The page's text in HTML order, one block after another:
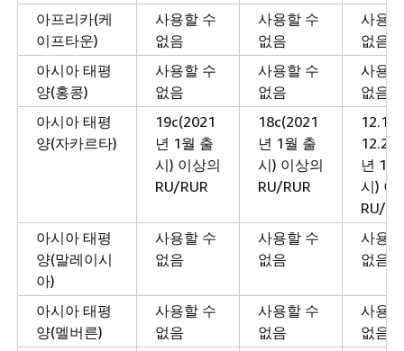
아프리카(케
이프타운)
사용할 수
없음
사용할 수
없음
사용
없음
아시아 태평
양(홍콩)
사용할 수
없음
사용할 수
없음
사용
없음
아시아 태평
양(자카르타)
19c(2021
년 1월 출
시) 이상의
RU/RUR
18c(2021
년 1월 출
시) 이상의
RU/RUR
12.1
년 1
시) 이
RU/
아시아 태평
양(말레이시
아)
사용할 수
없음
사용할 수
없음
사용
없음
아시아 태평
양(멜버른)
사용할 수
없음
사용할 수
없음
사용
없음